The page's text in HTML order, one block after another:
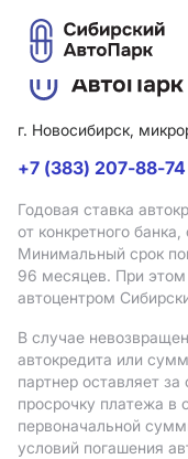
г. Новосибирск,
+7 (383) 207-88-74
Годовая ставка
от конкретного
Минимальный срок
96 месяцев. При
автоцентром
В случае
автокредита или
партнер оставляет
просрочку платежа в
первоначальной
условий погашения